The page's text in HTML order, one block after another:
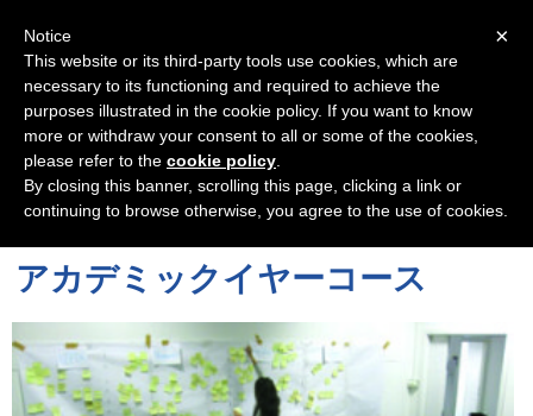
アカデミックイヤーコース
×
Notice
This website or its third-party tools use cookies, which are
necessary to its functioning and required to achieve the
purposes illustrated in the cookie policy. If you want to know
more or withdraw your consent to all or some of the cookies,
please refer to the cookie policy
By closing this banner, scrolling this page, clicking a link or
continuing to browse otherwise, you agree to the use of cookies.